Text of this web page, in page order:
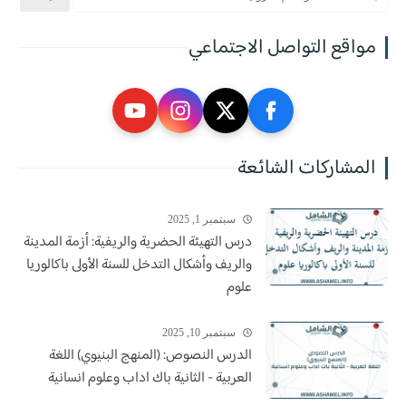
مواقع التواصل الاجتماعي
المشاركات الشائعة
سبتمبر 1, 2025
درس التهيئة الحضرية والريفية: أزمة المدينة
والريف وأشكال التدخل للسنة الأولى باكالوريا
علوم
سبتمبر 10, 2025
الدرس النصوص: (المنهج البنيوي) اللغة
العربية - الثانية باك اداب وعلوم انسانية